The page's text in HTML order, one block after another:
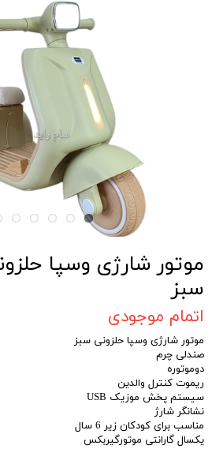
موتور شارژی وسپا
سبز
اتمام موجودی
موتور شارژی وسپا حلزونی سبز
صندلی چرم
دوموتوره
ریموت کنترل والدین
سیستم پخش موزیک USB
نشانگر شارژ
مناسب برای کودکان زیر 6 سال
یکسال گارانتی موتورگیربکس